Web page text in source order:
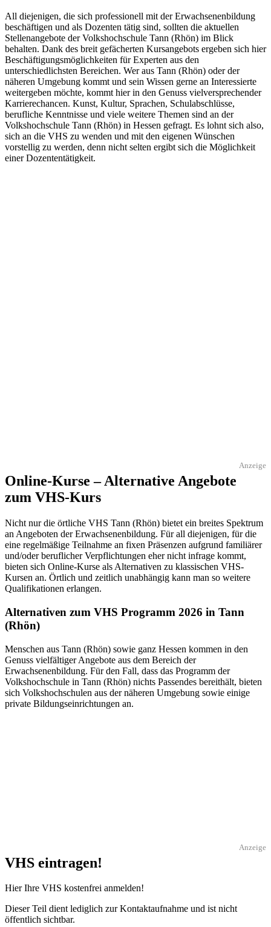
All diejenigen, die sich professionell mit der Erwachsenenbildung
beschäftigen und als Dozenten tätig sind, sollten die aktuellen
Stellenangebote der Volkshochschule Tann (Rhön) im Blick
behalten. Dank des breit gefächerten Kursangebots ergeben sich hier
Beschäftigungsmöglichkeiten für Experten aus den
unterschiedlichsten Bereichen. Wer aus Tann (Rhön) oder der
näheren Umgebung kommt und sein Wissen gerne an Interessierte
weitergeben möchte, kommt hier in den Genuss vielversprechender
Karrierechancen. Kunst, Kultur, Sprachen, Schulabschlüsse,
berufliche Kenntnisse und viele weitere Themen sind an der
Volkshochschule Tann (Rhön) in Hessen gefragt. Es lohnt sich also,
sich an die VHS zu wenden und mit den eigenen Wünschen
vorstellig zu werden, denn nicht selten ergibt sich die Möglichkeit
einer Dozententätigkeit.
Anzeige
Online-Kurse – Alternative Angebote
zum VHS-Kurs
Nicht nur die örtliche VHS Tann (Rhön) bietet ein breites Spektrum
an Angeboten der Erwachsenenbildung. Für all diejenigen, für die
eine regelmäßige Teilnahme an fixen Präsenzen aufgrund familiärer
und/oder beruflicher Verpflichtungen eher nicht infrage kommt,
bieten sich Online-Kurse als Alternativen zu klassischen VHS-
Kursen an. Örtlich und zeitlich unabhängig kann man so weitere
Qualifikationen erlangen.
Alternativen zum VHS Programm 2026 in Tann
(Rhön)
Menschen aus Tann (Rhön) sowie ganz Hessen kommen in den
Genuss vielfältiger Angebote aus dem Bereich der
Erwachsenenbildung. Für den Fall, dass das Programm der
Volkshochschule in Tann (Rhön) nichts Passendes bereithält, bieten
sich Volkshochschulen aus der näheren Umgebung sowie einige
private Bildungseinrichtungen an.
Anzeige
VHS eintragen!
Hier Ihre VHS kostenfrei anmelden!
Dieser Teil dient lediglich zur Kontaktaufnahme und ist nicht
öffentlich sichtbar.